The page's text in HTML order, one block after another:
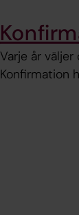
Varje år
Konfirmation